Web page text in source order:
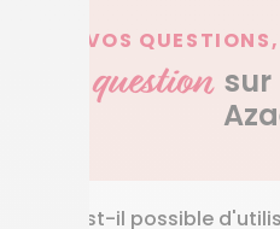
VOS
question sur
Est-il possible